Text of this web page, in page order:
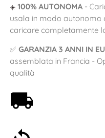
☀️ 100% AUTONOMA -
usala in modo autonomo
caricare completamente
✅ GARANZIA 3 ANNI IN
assemblata in Francia -
qualità